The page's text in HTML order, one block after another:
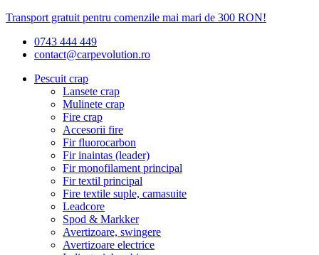
Transport gratuit pentru comenzile mai mari de 300 RON!
0743 444 449
contact@carpevolution.ro
Pescuit crap
Lansete crap
Mulinete crap
Fire crap
Accesorii fire
Fir fluorocarbon
Fir inaintas (leader)
Fir monofilament principal
Fir textil principal
Fire textile suple, camasuite
Leadcore
Spod & Markker
Avertizoare, swingere
Avertizoare electrice